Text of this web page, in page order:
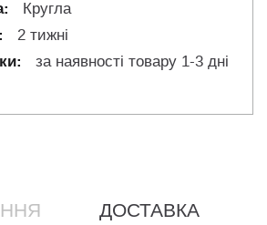
Кругла
2 тижні
за наявності товару 1-3 дні
ДОСТАВКА